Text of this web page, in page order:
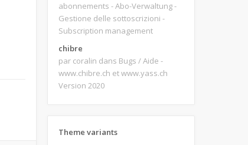
abonnements - Abo-Verwaltung -
Gestione delle sottoscrizioni -
Subscription management
chibre
par coralin dans Bugs / Aide -
www.chibre.ch et www.yass.ch
Version 2020
Theme variants